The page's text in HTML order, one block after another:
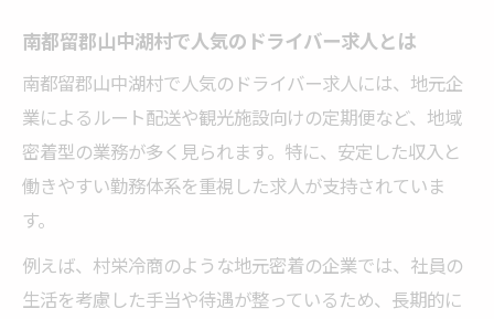
南都留郡山中湖村で人気のドライバー求人とは
南都留郡山中湖村で人気のドライバー求人には、地元企
業によるルート配送や観光施設向けの定期便など、地域
密着型の業務が多く見られます。特に、安定した収入と
働きやすい勤務体系を重視した求人が支持されていま
す。
例えば、村栄冷商のような地元密着の企業では、社員の
生活を考慮した手当や待遇が整っているため、長期的に